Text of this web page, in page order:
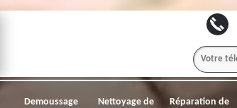
Demoussage
Nettoyage de
Réparation de